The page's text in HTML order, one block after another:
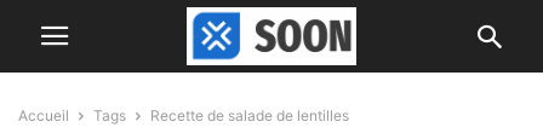
Accueil Tags Recette de salade de lentilles